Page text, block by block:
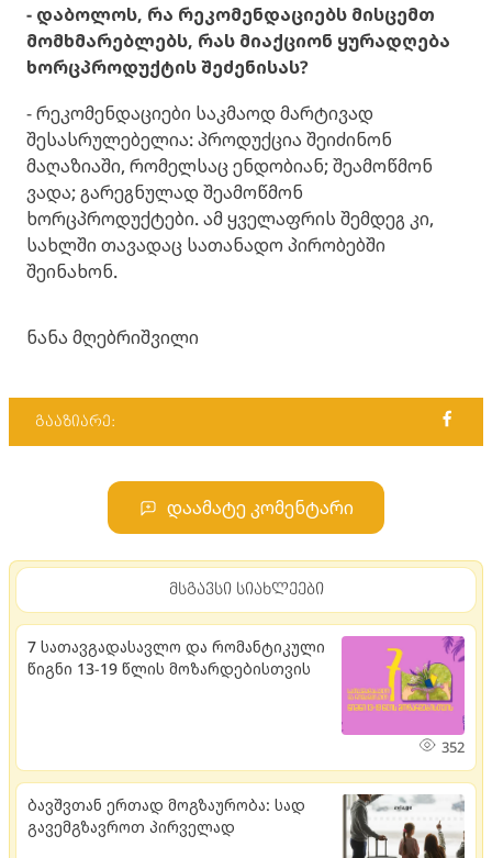
- დაბოლოს, რა რეკომენდაციებს მისცემთ
მომხმარებლებს, რას მიაქციონ ყურადღება
ხორცპროდუქტის შეძენისას?
- რეკომენდაციები საკმაოდ მარტივად
შესასრულებელია: პროდუქცია შეიძინონ
მაღაზიაში, რომელსაც ენდობიან; შეამოწმონ
ვადა; გარეგნულად შეამოწმონ
ხორცპროდუქტები. ამ ყველაფრის შემდეგ კი,
სახლში თავადაც სათანადო პირობებში
შეინახონ.
ნანა მღებრიშვილი
გააზიარე:
დაამატე კომენტარი
მსგავსი სიახლეები
7 სათავგადასავლო და რომანტიკული
წიგნი 13-19 წლის მოზარდებისთვის
352
ბავშვთან ერთად მოგზაურობა: სად
გავემგზავროთ პირველად